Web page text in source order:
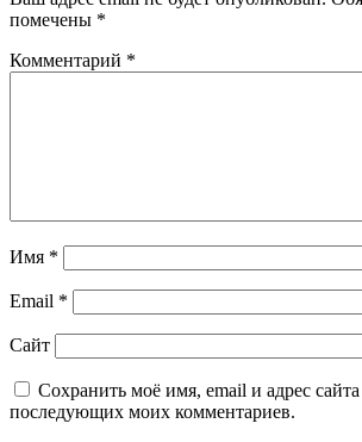
помечены *
Комментарий *
Имя *
Email *
Сайт
Сохранить моё имя, email и адрес сайта
последующих моих комментариев.